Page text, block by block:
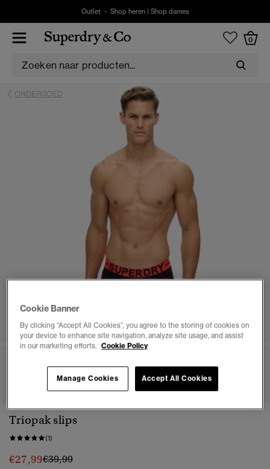
Outlet - Shop heren| Shop dames
0
ONDERGOED
1 2 3 4 5 6 7 8
Triopak slips
(1)
€27,99Prijs verlaagd van
€39,99naar
Cookie Banner
By clicking “Accept All Cookies”, you agree to the storing of cookies on
your device to enhance site navigation, analyze site usage, and assist
in our marketing efforts. Cookie Policy
Accept All Cookies
Manage Cookies